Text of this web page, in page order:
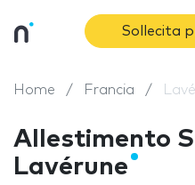
Sollecita
Home Francia
Allestimento
Lavérune